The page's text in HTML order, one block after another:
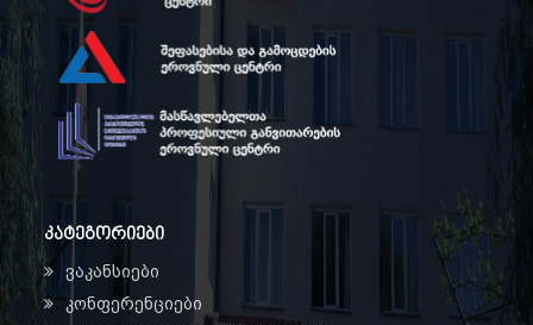
კატეგორიები
ვაკანსიები
კონფერენციები